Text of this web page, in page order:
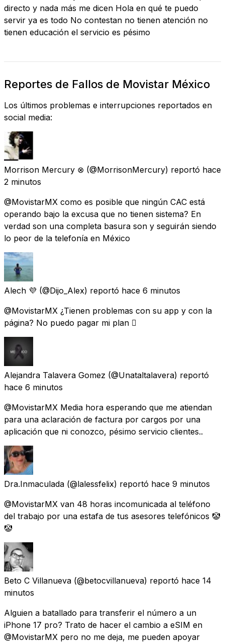
directo y nada más me dicen Hola en qué te puedo
servir ya es todo No contestan no tienen atención no
tienen educación el servicio es pésimo
Reportes de Fallos de Movistar México
Los últimos problemas e interrupciones reportados en
social media:
Morrison Mercury ⊗ (@MorrisonMercury) reportó hace
2 minutos
@MovistarMX como es posible que ningún CAC está
operando bajo la excusa que no tienen sistema? En
verdad son una completa basura son y seguirán siendo
lo peor de la telefonía en México
Alech 💜 (@Dijo_Alex) reportó hace 6 minutos
@MovistarMX ¿Tienen problemas con su app y con la
página? No puedo pagar mi plan 🫩
Alejandra Talavera Gomez (@Unataltalavera) reportó
hace 6 minutos
@MovistarMX Media hora esperando que me atiendan
para una aclaración de factura por cargos por una
aplicación que ni conozco, pésimo servicio clientes..
Dra.Inmaculada (@lalessfelix) reportó hace 9 minutos
@MovistarMX van 48 horas incomunicada al teléfono
del trabajo por una estafa de tus asesores telefónicos 🤡
🤡
Beto C Villanueva (@betocvillanueva) reportó hace 14
minutos
Alguien a batallado para transferir el número a un
iPhone 17 pro? Trato de hacer el cambio a eSIM en
@MovistarMX pero no me deja, me pueden apoyar